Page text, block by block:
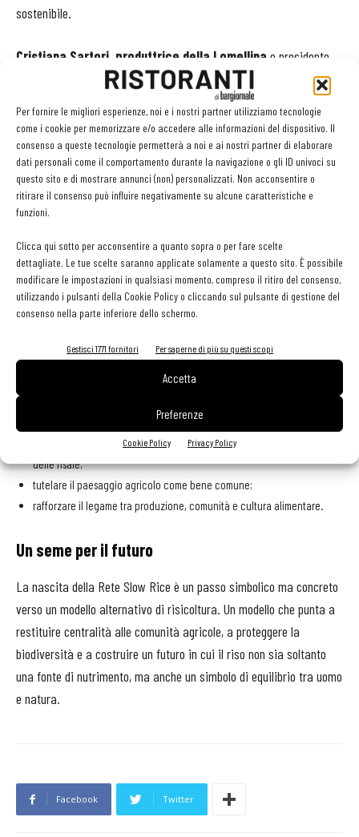
Per fornire le migliori esperienze, noi e i nostri partner utilizziamo tecnologie
come i cookie per memorizzare e/o accedere alle informazioni del dispositivo. Il
consenso a queste tecnologie permetterà a noi e ai nostri partner di elaborare
dati personali come il comportamento durante la navigazione o gli ID univoci su
questo sito e di mostrare annunci (non) personalizzati. Non acconsentire o
ritirare il consenso può influire negativamente su alcune caratteristiche e
funzioni.
Clicca qui sotto per acconsentire a quanto sopra o per fare scelte
dettagliate. Le tue scelte saranno applicate solamente a questo sito. È possibile
modificare le impostazioni in qualsiasi momento, compreso il ritiro del consenso,
utilizzando i pulsanti della Cookie Policy o cliccando sul pulsante di gestione del
consenso nella parte inferiore dello schermo.
Gestisci 1771 fornitori Per saperne di più su questi scopi
Accetta
Preferenze
Cookie Policy Privacy Policy
sostenibile.
Cristiana Sartori, produttrice della Lomellina e presidente
della Strada del Riso dei tre fiumi, ha sottolineato le difficoltà
quotidiane per chi sceglie un approccio rispettoso della natura: i
rischi economici, la pressione di un mercato europeo poco attento
alla sostenibilità, la necessità di sperimentare tecniche nuove.
Eppure, ha ricordato, il 2024 – anno in cui si celebrano gli 80 anni
del Carnaroli e l’anno del riso italiano nel mondo – rappresenta il
momento giusto per avviare una riflessione collettiva sulla
Gli obiettivi della rete
I produttori che aderiscono a Slow Rice si impegnano a:
promuovere pratiche colturali agroecologiche, riducendo l’uso di
valorizzare la biodiversità animale e vegetale associata agli ecosistemi
delle risaie;
tutelare il paesaggio agricolo come bene comune;
rafforzare il legame tra produzione, comunità e cultura alimentare.
Un seme per il futuro
La nascita della Rete Slow Rice è un passo simbolico ma concreto
verso un modello alternativo di risicoltura. Un modello che punta a
restituire centralità alle comunità agricole, a proteggere la
biodiversità e a costruire un futuro in cui il riso non sia soltanto
una fonte di nutrimento, ma anche un simbolo di equilibrio tra uomo
e natura.
Facebook Twitter